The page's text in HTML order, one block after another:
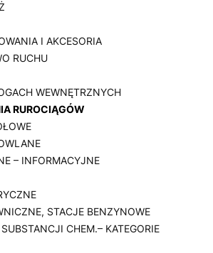
I AKCESORIA
RUCHU
WEWNĘTRZNYCH
RUROCIĄGÓW
– INFORMACYJNE
STACJE BENZYNOWE
CHEM.– KATEGORIE